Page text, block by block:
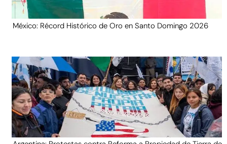
México: Récord Histórico de Oro en Santo Domingo 2026